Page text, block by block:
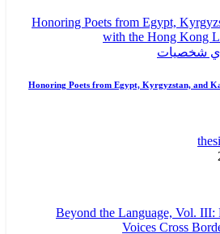
شخصيات
Honoring Poets from Egypt, Kyrgyzstan, and